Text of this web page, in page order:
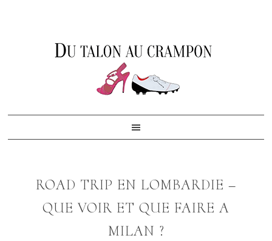
ROAD TRIP EN LOMBARDIE –
QUE VOIR ET QUE FAIRE A
MILAN ?